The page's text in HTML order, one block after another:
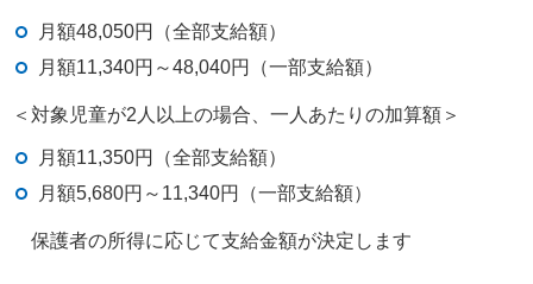
月額48,050円（全部支給額）
月額11,340円～48,040円（一部支給額）
＜対象児童が2人以上の場合、一人あたりの加算額＞
月額11,350円（全部支給額）
月額5,680円～11,340円（一部支給額）
保護者の所得に応じて支給金額が決定します